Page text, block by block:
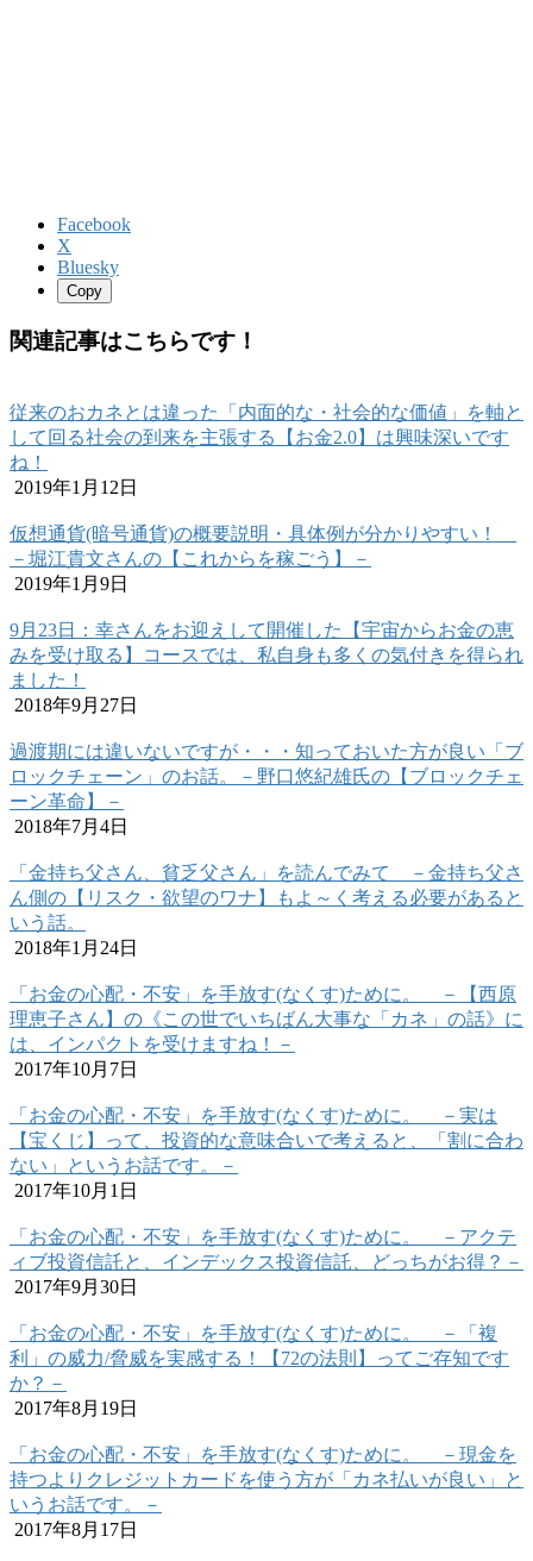
Facebook
X
Bluesky
Copy
関連記事はこちらです！
従来のおカネとは違った「内面的な・社会的な価値」を軸と
して回る社会の到来を主張する【お金2.0】は興味深いです
ね！
2019年1月12日
仮想通貨(暗号通貨)の概要説明・具体例が分かりやすい！
－堀江貴文さんの【これからを稼ごう】－
2019年1月9日
9月23日：幸さんをお迎えして開催した【宇宙からお金の恵
みを受け取る】コースでは、私自身も多くの気付きを得られ
ました！
2018年9月27日
過渡期には違いないですが・・・知っておいた方が良い「ブ
ロックチェーン」のお話。－野口悠紀雄氏の【ブロックチェ
ーン革命】－
2018年7月4日
「金持ち父さん、貧乏父さん」を読んでみて －金持ち父さ
ん側の【リスク・欲望のワナ】もよ～く考える必要があると
いう話。
2018年1月24日
「お金の心配・不安」を手放す(なくす)ために。 －【西原
理恵子さん】の《この世でいちばん大事な「カネ」の話》に
は、インパクトを受けますね！－
2017年10月7日
「お金の心配・不安」を手放す(なくす)ために。 －実は
【宝くじ】って、投資的な意味合いで考えると、「割に合わ
ない」というお話です。－
2017年10月1日
「お金の心配・不安」を手放す(なくす)ために。 －アクテ
ィブ投資信託と、インデックス投資信託、どっちがお得？－
2017年9月30日
「お金の心配・不安」を手放す(なくす)ために。 －「複
利」の威力/脅威を実感する！【72の法則】ってご存知です
か？－
2017年8月19日
「お金の心配・不安」を手放す(なくす)ために。 －現金を
持つよりクレジットカードを使う方が「カネ払いが良い」と
いうお話です。－
2017年8月17日